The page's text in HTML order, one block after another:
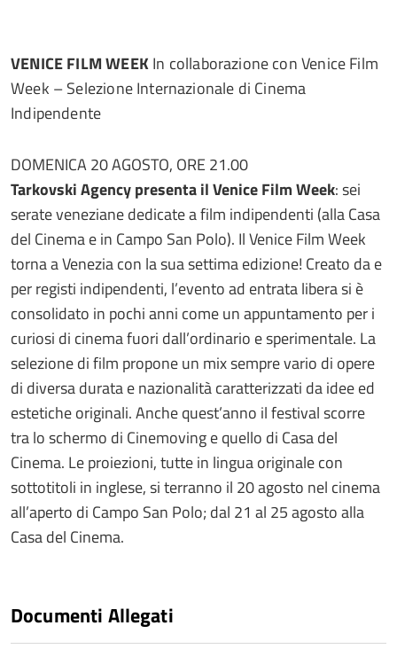
VENICE FILM WEEKIn collaborazione con Venice Film
Week – Selezione Internazionale di Cinema
Indipendente
DOMENICA 20 AGOSTO, ORE 21.00
Tarkovski Agency presenta il Venice Film Week: sei
serate veneziane dedicate a film indipendenti (alla Casa
del Cinema e in Campo San Polo). Il Venice Film Week
torna a Venezia con la sua settima edizione! Creato da e
per registi indipendenti, l’evento ad entrata libera si è
consolidato in pochi anni come un appuntamento per i
curiosi di cinema fuori dall’ordinario e sperimentale. La
selezione di film propone un mix sempre vario di opere
di diversa durata e nazionalità caratterizzati da idee ed
estetiche originali. Anche quest’anno il festival scorre
tra lo schermo di Cinemoving e quello di Casa del
Cinema. Le proiezioni, tutte in lingua originale con
sottotitoli in inglese, si terranno il 20 agosto nel cinema
all’aperto di Campo San Polo; dal 21 al 25 agosto alla
Casa del Cinema.
Documenti Allegati